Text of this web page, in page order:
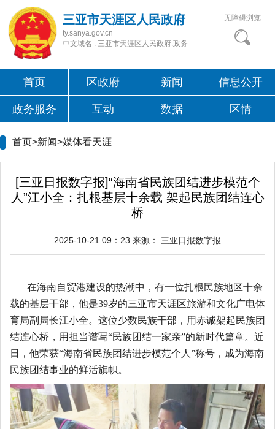
三亚市天涯区人民政府
ty.sanya.gov.cn
中文域名 : 三亚市天涯区人民政府.政务
无障碍浏览
首页 区政府 新闻 信息公开
政务服务 互动 数据 区情
首页>新闻>媒体看天涯
[三亚日报数字报]“海南省民族团结进步模范个
人”江小全：扎根基层十余载 架起民族团结连心
桥
2025-10-21 09：23 来源： 三亚日报数字报
在海南自贸港建设的热潮中，有一位扎根民族地区十余
载的基层干部，他是39岁的三亚市天涯区旅游和文化广电体
育局副局长江小全。这位少数民族干部，用赤诚架起民族团
结连心桥，用担当谱写“民族团结一家亲”的新时代篇章。近
日，他荣获“海南省民族团结进步模范个人”称号，成为海南
民族团结事业的鲜活旗帜。